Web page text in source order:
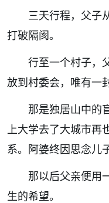
三天行程，父子
打破隔阂。
行至一个村子，
放到村委会，唯有一
那是独居山中的
上大学去了大城市再
系。阿婆终因思念儿
那以后父亲便用
生的希望。